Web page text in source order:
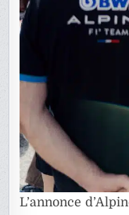
L’annonce